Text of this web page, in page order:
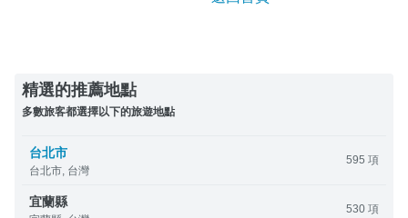
精選的推薦地點
多數旅客都選擇以下的旅遊地點
台北市
台北市, 台灣
595 項
宜蘭縣 530 項